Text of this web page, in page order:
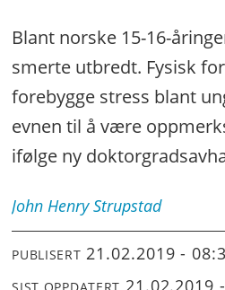
Blant norske 15-16-
smerte utbredt. Fysisk
forebygge stress blant
evnen til å være
ifølge ny
John Henry Strupstad
PUBLISERT 21.02.2019 -
21.02.2019